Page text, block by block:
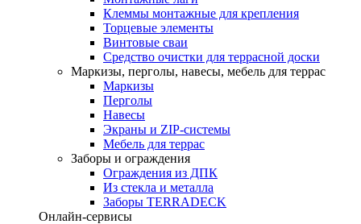
Клеммы монтажные для крепления
Торцевые элементы
Винтовые сваи
Средство очистки для террасной доски
Маркизы, перголы, навесы, мебель для террас
Маркизы
Перголы
Навесы
Экраны и ZIP-системы
Мебель для террас
Заборы и ограждения
Ограждения из ДПК
Из стекла и металла
Заборы TERRADECK
Онлайн-сервисы